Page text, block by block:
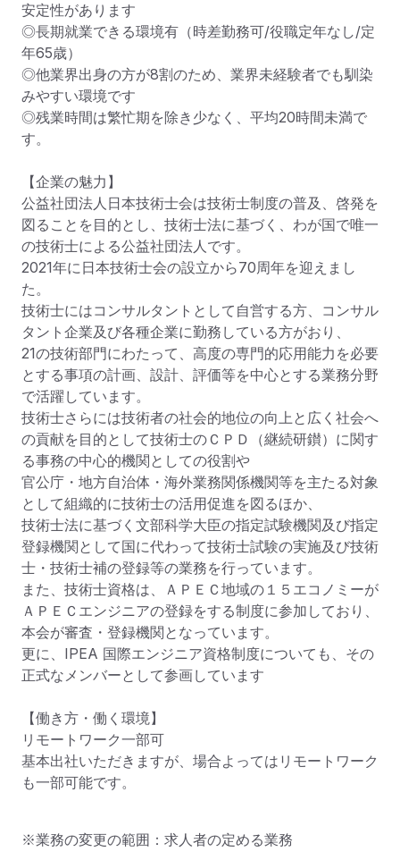
安定性があります
◎長期就業できる環境有（時差勤務可/役職定年なし/定
年65歳）
◎他業界出身の方が8割のため、業界未経験者でも馴染
みやすい環境です
◎残業時間は繁忙期を除き少なく、平均20時間未満で
す。
【企業の魅力】
公益社団法人日本技術士会は技術士制度の普及、啓発を
図ることを目的とし、技術士法に基づく、わが国で唯一
の技術士による公益社団法人です。
2021年に日本技術士会の設立から70周年を迎えまし
た。
技術士にはコンサルタントとして自営する方、コンサル
タント企業及び各種企業に勤務している方がおり、
21の技術部門にわたって、高度の専門的応用能力を必要
とする事項の計画、設計、評価等を中心とする業務分野
で活躍しています。
技術士さらには技術者の社会的地位の向上と広く社会へ
の貢献を目的として技術士のＣＰＤ（継続研鑚）に関す
る事務の中心的機関としての役割や
官公庁・地方自治体・海外業務関係機関等を主たる対象
として組織的に技術士の活用促進を図るほか、
技術士法に基づく文部科学大臣の指定試験機関及び指定
登録機関として国に代わって技術士試験の実施及び技術
士・技術士補の登録等の業務を行っています。
また、技術士資格は、ＡＰＥＣ地域の１５エコノミーが
ＡＰＥＣエンジニアの登録をする制度に参加しており、
本会が審査・登録機関となっています。
更に、IPEA 国際エンジニア資格制度についても、その
正式なメンバーとして参画しています
【働き方・働く環境】
リモートワーク一部可
基本出社いただきますが、場合よってはリモートワーク
も一部可能です。
※業務の変更の範囲：求人者の定める業務